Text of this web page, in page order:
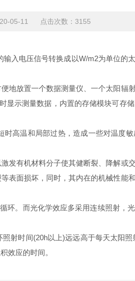
05-11 点击次数：3155
入电压信号转换成以W/m2为单位的
放置一个数据测量仪、一个太阳辐
示测量数据，内置的存储模块可存
温和局部过热，造成一些对温度
有机材料分子使其健断裂、降解或
表面损坏，同时，其内在的机械性能
。而光化学效应多采用连续照射，
时间(20h以上)远远高于每天太阳
效应的时间。